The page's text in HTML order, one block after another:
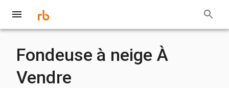
Fondeuse à neige À
Vendre